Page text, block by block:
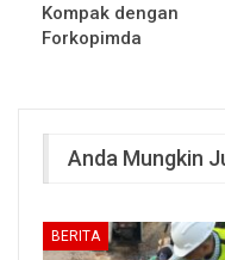
Kompak dengan
Forkopimda
Anda Mungkin
BERITA